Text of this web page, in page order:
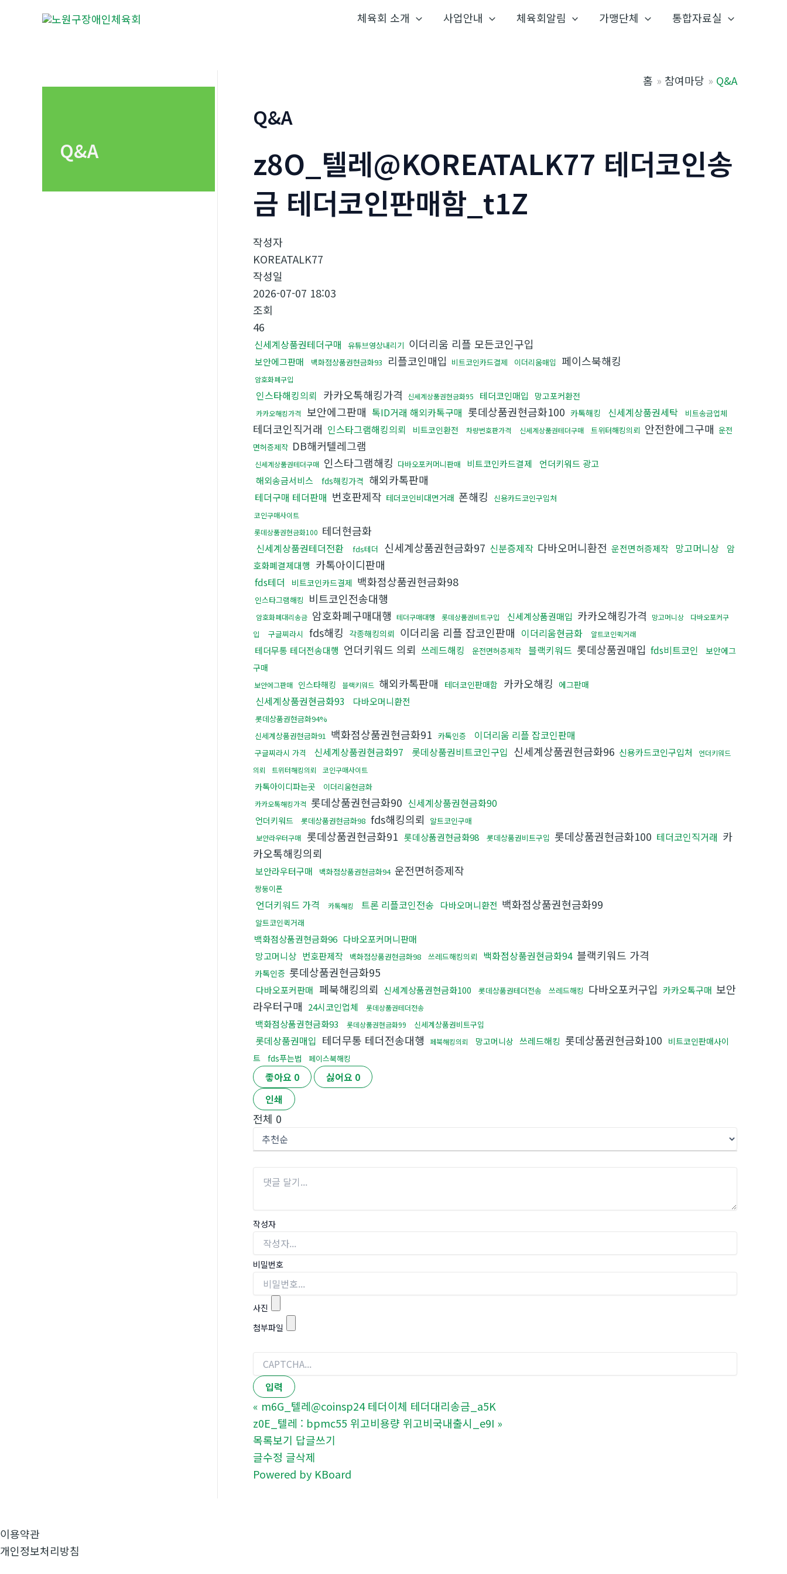
체육회 소개 사업안내 체육회알림 가맹단체 통합자료실
Q&A
홈 참여마당 Q&A
Q&A
z8O_텔레@KOREATALK77 테더코인송
금 테더코인판매함_t1Z
작성자
KOREATALK77
작성일
2026-07-07 18:03
조회
46
신세계상품권테더구매 유튜브영상내리기 이더리움 리플 모든코인구입
보안에그판매 백화점상품권현금화93 리플코인매입 비트코인카드결제 이더리움매입 페이스북해킹
암호화폐구입
인스타해킹의뢰 카카오톡해킹가격 신세계상품권현금화95 테더코인매입 망고포커환전
카카오해킹가격 보안에그판매 톡ID거래 해외카톡구매 롯데상품권현금화100 카톡해킹 신세계상품권세탁 비트송금업체
테더코인직거래 인스타그램해킹의뢰 비트코인환전 차량번호판가격 신세계상품권테더구매 트위터해킹의뢰 안전한에그구매 운전
면허증제작 DB해커텔레그램
신세계상품권테더구매 인스타그램해킹 다바오포커머니판매 비트코인카드결제
언더키워드 광고
해외송금서비스
fds해킹가격 해외카톡판매
테더구매 테더판매 번호판제작 테더코인비대면거래 폰해킹 신용카드코인구입처
코인구매사이트
롯데상품권현금화100 테더현금화
신세계상품권테더전환 fds테더 신세계상품권현금화97 신분증제작 다바오머니환전 운전면허증제작 망고머니상
암
호화폐결제대행 카톡아이디판매
fds테더 비트코인카드결제 백화점상품권현금화98
인스타그램해킹 비트코인전송대행
암호화폐대리송금 암호화폐구매대행 테더구매대행 롯데상품권비트구입 신세계상품권매입 카카오해킹가격 망고머니상
다바오포커구
입
구글찌라시 fds해킹 각종해킹의뢰 이더리움 리플 잡코인판매 이더리움현금화 알트코인퀵거래
테더무통 테더전송대행 언더키워드 의뢰 쓰레드해킹 운전면허증제작 블랙키워드 롯데상품권매입 fds비트코인
보안에그
구매
보안에그판매 인스타해킹 블랙키워드 해외카톡판매 테더코인판매함 카카오해킹 에그판매
신세계상품권현금화93 다바오머니환전
롯데상품권현금화94%
신세계상품권현금화91 백화점상품권현금화91 카톡인증 이더리움 리플 잡코인판매
구글찌라시 가격 신세계상품권현금화97 롯데상품권비트코인구입 신세계상품권현금화96 신용카드코인구입처
언더키워드
의뢰
트위터해킹의뢰 코인구매사이트
카톡아이디파는곳 이더리움현금화
카카오톡해킹가격 롯데상품권현금화90 신세계상품권현금화90
언더키워드 롯데상품권현금화98 fds해킹의뢰 알트코인구매
보안라우터구매 롯데상품권현금화91 롯데상품권현금화98 롯데상품권비트구입 롯데상품권현금화100 테더코인직거래 카
카오톡해킹의뢰
보안라우터구매 백화점상품권현금화94 운전면허증제작
쌍둥이폰
언더키워드 가격 카톡해킹 트론 리플코인전송 다바오머니환전 백화점상품권현금화99
알트코인퀵거래
백화점상품권현금화96 다바오포커머니판매
망고머니상 번호판제작 백화점상품권현금화98 쓰레드해킹의뢰 백화점상품권현금화94 블랙키워드 가격
카톡인증 롯데상품권현금화95
다바오포커판매 페북해킹의뢰 신세계상품권현금화100 롯데상품권테더전송 쓰레드해킹 다바오포커구입 카카오톡구매 보안
라우터구매 24시코인업체 롯데상품권테더전송
백화점상품권현금화93 롯데상품권현금화99 신세계상품권비트구입
롯데상품권매입 테더무통 테더전송대행 페북해킹의뢰 망고머니상 쓰레드해킹 롯데상품권현금화100 비트코인판매사이
트 fds푸는법 페이스북해킹
좋아요 0 싫어요 0
인쇄
전체 0
작성자
비밀번호
사진
첨부파일
« m6G_텔레@coinsp24 테더이체 테더대리송금_a5K
z0E_텔레 : bpmc55 위고비용량 위고비국내출시_e9I »
목록보기 답글쓰기
글수정 글삭제
Powered by KBoard
이용약관
개인정보처리방침